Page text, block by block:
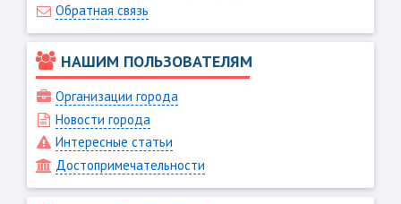
Обратная связь
НАШИМ ПОЛЬЗОВАТЕЛЯМ
Организации города
Новости города
Интересные статьи
Достопримечательности